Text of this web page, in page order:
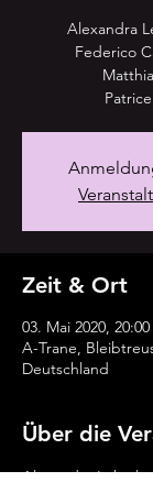
Alexandra
Federico
Zeit & Ort
03. Mai 2020, 20:00
A-Trane,
Deutschland
Über die
Alexandra